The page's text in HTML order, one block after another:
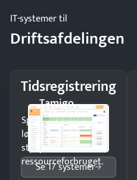
IT-systemer til
Driftsafdelingen
Tidsregistrering
Tamigo
Spar tid på
lønberegning og få
styr på
ressourceforbruget.
Se 17 systemer